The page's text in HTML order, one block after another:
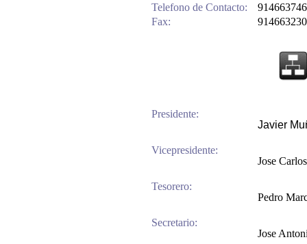
Telefono de Contacto:
914663746
Fax:
914663230
Presidente:
Javier
Vicepresidente:
Jose
Tesorero:
Pedro
Secretario:
Jose